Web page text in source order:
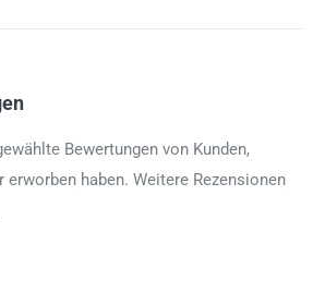
Bewertungen von Kunden,
erworben haben. Weitere Rezensionen